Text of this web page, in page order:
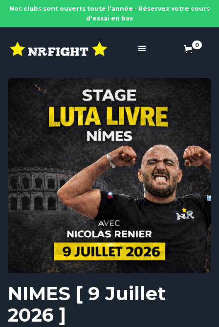
Nos clubs sont ouverts toute l'année - Réservez votre cours
d'essai en bas
0
NIMES [ 9 Juillet
2026 ]